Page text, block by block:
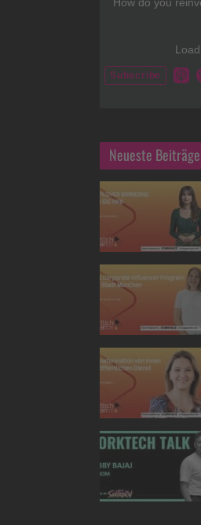
Neueste Beiträge